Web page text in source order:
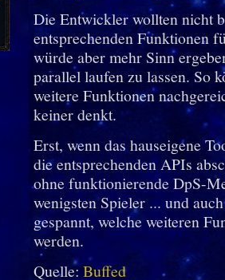
Die Entwickler wollten nicht
entsprechenden Funktionen
würde aber mehr Sinn
parallel laufen zu lassen. So
weitere Funktionen
keiner denkt.
Erst, wenn das hauseigene
die entsprechenden APIs
ohne funktionierende DpS-
wenigsten Spieler ... und
gespannt, welche weiteren
werden.
Quelle:Buffed